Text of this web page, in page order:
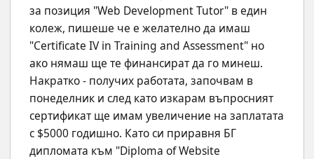
за позиция "Web Development Tutor" в един
колеж, пишеше че е желателно да имаш
"Certificate IV in Training and Assessment" но
ако нямаш ще те финансират да го минеш.
Накратко - получих работата, започвам в
понеделник и след като изкарам въпросният
сертификат ще имам увеличение на заплатата
с $5000 годишно. Като си приравня БГ
дипломата към "Diploma of Website